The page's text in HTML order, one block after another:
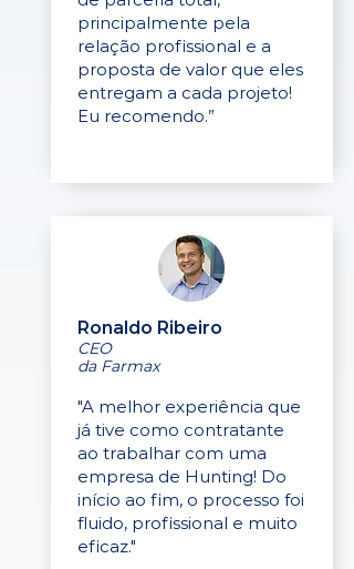
principalmente pela
relação profissional e a
proposta de valor que eles
entregam a cada projeto!
Eu recomendo.”
Ronaldo Ribeiro
CEO
da Farmax
"A melhor experiência que
já tive como contratante
ao trabalhar com uma
empresa de Hunting! Do
início ao fim, o processo foi
fluido, profissional e muito
eficaz."